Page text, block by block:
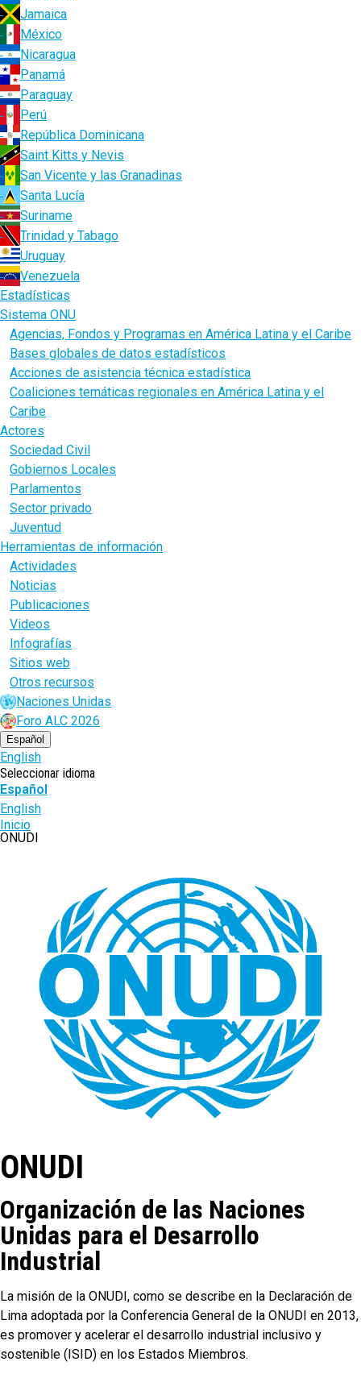
Jamaica
México
Nicaragua
Panamá
Paraguay
Perú
República Dominicana
Saint Kitts y Nevis
San Vicente y las Granadinas
Santa Lucía
Suriname
Trinidad y Tabago
Uruguay
Venezuela
Estadísticas
Sistema ONU
Agencias, Fondos y Programas en América Latina y el Caribe
Bases globales de datos estadísticos
Acciones de asistencia técnica estadística
Coaliciones temáticas regionales en América Latina y el
Caribe
Actores
Sociedad Civil
Gobiernos Locales
Parlamentos
Sector privado
Juventud
Herramientas de información
Actividades
Noticias
Publicaciones
Videos
Infografías
Sitios web
Otros recursos
Naciones Unidas
Foro ALC 2026
Español
English
Seleccionar idioma
Español
English
Ruta
navegación
Inicio
ONUDI
ONUDI
Organización de las Naciones
Unidas para el Desarrollo
Industrial
La misión de la ONUDI, como se describe en la Declaración de
Lima adoptada por la Conferencia General de la ONUDI en 2013,
es promover y acelerar el desarrollo industrial inclusivo y
sostenible (ISID) en los Estados Miembros.